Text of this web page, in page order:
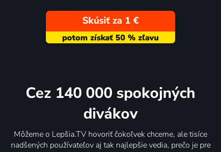
Skúsiť za 1 €
Cez 140 000 spokojných
divákov
Môžeme o Lepšia.TV hovoriť čokoľvek chceme, ale tisíce
nadšených používateľov aj tak najlepšie vedia, prečo je pre